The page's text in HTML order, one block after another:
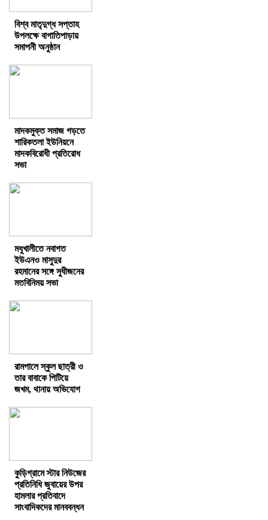
বিশ্ব মাতৃদুগ্ধ সপ্তাহ
উপলক্ষে বাগাতিপাড়ায়
সমাপনী অনুষ্ঠান
মাদকমুক্ত সমাজ গড়তে
শারিকতলা ইউনিয়নে
মাদকবিরোধী প্রতিরোধ
সভা
মধুখালীতে নবাগত
ইউএনও মাসুদুর
রহমানের সঙ্গে সুধীজনের
মতবিনিময় সভা
রামপালে স্কুল ছাত্রী ও
তার বাবাকে পিটিয়ে
জখম, থানায় অভিযোগ
কুড়িগ্রামে স্টার নিউজের
প্রতিনিধি জুবায়ের উপর
হামলার প্রতিবাদে
সাংবাদিকদের মানববন্ধন